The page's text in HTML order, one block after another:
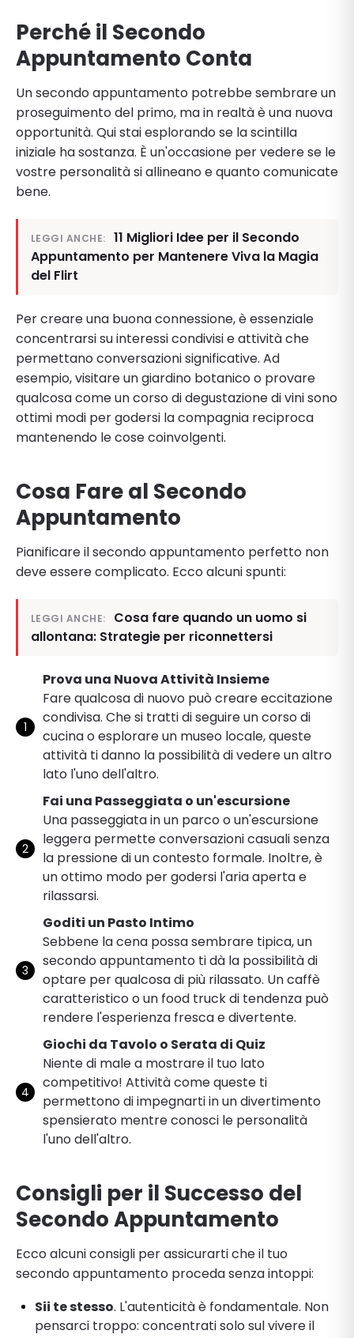
Perché il Secondo
Appuntamento Conta
Un secondo appuntamento potrebbe sembrare un
proseguimento del primo, ma in realtà è una nuova
opportunità. Qui stai esplorando se la scintilla
iniziale ha sostanza. È un'occasione per vedere se le
vostre personalità si allineano e quanto comunicate
bene.
LEGGI ANCHE:
11 Migliori Idee per il Secondo
Appuntamento per Mantenere Viva la Magia
del Flirt
Per creare una buona connessione, è essenziale
concentrarsi su interessi condivisi e attività che
permettano conversazioni significative. Ad
esempio, visitare un giardino botanico o provare
qualcosa come un corso di degustazione di vini sono
ottimi modi per godersi la compagnia reciproca
mantenendo le cose coinvolgenti.
Cosa Fare al Secondo
Appuntamento
Pianificare il secondo appuntamento perfetto non
deve essere complicato. Ecco alcuni spunti:
LEGGI ANCHE:
Cosa fare quando un uomo si
allontana: Strategie per riconnettersi
Prova una Nuova Attività Insieme
Fare qualcosa di nuovo può creare eccitazione
condivisa. Che si tratti di seguire un corso di
cucina o esplorare un museo locale, queste
attività ti danno la possibilità di vedere un altro
lato l'uno dell'altro.
Fai una Passeggiata o un'escursione
Una passeggiata in un parco o un'escursione
leggera permette conversazioni casuali senza
la pressione di un contesto formale. Inoltre, è
un ottimo modo per godersi l'aria aperta e
rilassarsi.
Goditi un Pasto Intimo
Sebbene la cena possa sembrare tipica, un
secondo appuntamento ti dà la possibilità di
optare per qualcosa di più rilassato. Un caffè
caratteristico o un food truck di tendenza può
rendere l'esperienza fresca e divertente.
Giochi da Tavolo o Serata di Quiz
Niente di male a mostrare il tuo lato
competitivo! Attività come queste ti
permettono di impegnarti in un divertimento
spensierato mentre conosci le personalità
l'uno dell'altro.
Consigli per il Successo del
Secondo Appuntamento
Ecco alcuni consigli per assicurarti che il tuo
secondo appuntamento proceda senza intoppi:
Sii te stesso. L'autenticità è fondamentale. Non
pensarci troppo: concentrati solo sul vivere il